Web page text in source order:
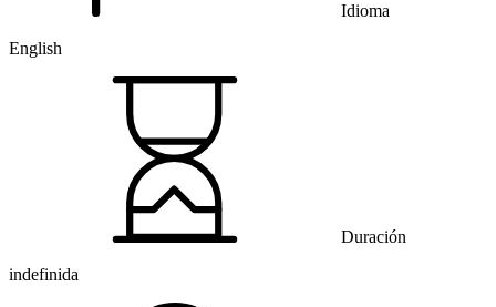
Idioma
English
Duración
indefinida